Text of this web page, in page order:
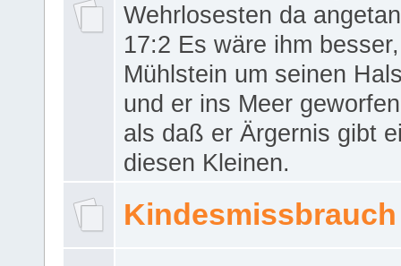
Wehrlosesten da
17:2 Es wäre ihm
Mühlstein um seinen
und er ins Meer
als daß er Ärgernis gibt
diesen Kleinen.
Kindesmissbrauch